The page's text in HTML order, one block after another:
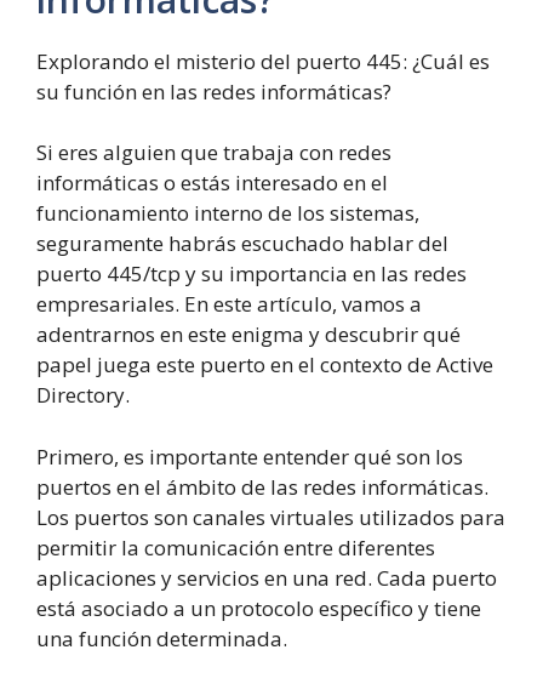
Explorando el misterio del puerto 445: ¿Cuál es
su función en las redes informáticas?
Si eres alguien que trabaja con redes
informáticas o estás interesado en el
funcionamiento interno de los sistemas,
seguramente habrás escuchado hablar del
puerto 445/tcp y su importancia en las redes
empresariales. En este artículo, vamos a
adentrarnos en este enigma y descubrir qué
papel juega este puerto en el contexto de Active
Directory.
Primero, es importante entender qué son los
puertos en el ámbito de las redes informáticas.
Los puertos son canales virtuales utilizados para
permitir la comunicación entre diferentes
aplicaciones y servicios en una red. Cada puerto
está asociado a un protocolo específico y tiene
una función determinada.